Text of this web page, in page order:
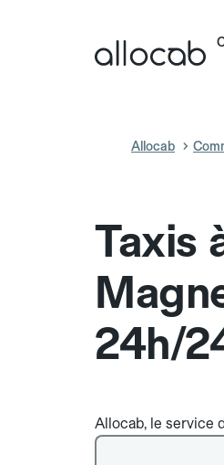
Allocab
Taxis
24h/
Allocab, le service